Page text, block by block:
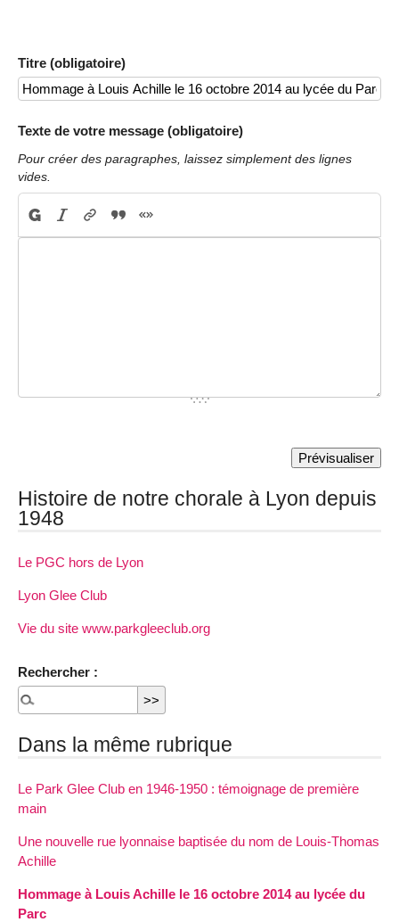
Titre (obligatoire)
Texte de votre message (obligatoire)
Pour créer des paragraphes, laissez simplement des lignes
vides.
Histoire de notre chorale à Lyon depuis
1948
Le PGC hors de Lyon
Lyon Glee Club
Vie du site www.parkgleeclub.org
Rechercher :
Dans la même rubrique
Le Park Glee Club en 1946-1950 : témoignage de première
main
Une nouvelle rue lyonnaise baptisée du nom de Louis-Thomas
Achille
Hommage à Louis Achille le 16 octobre 2014 au lycée du
Parc